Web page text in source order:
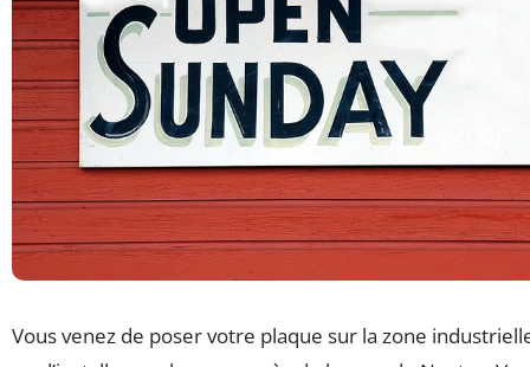
Vous venez de poser votre plaque sur la zone